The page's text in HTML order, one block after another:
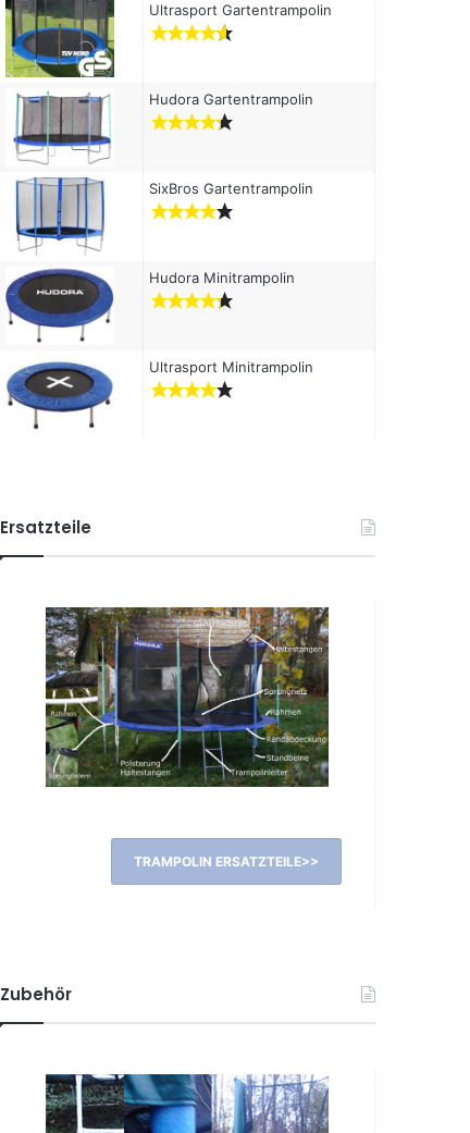
Ultrasport Gartentrampolin
Hudora Gartentrampolin
SixBros Gartentrampolin
Hudora Minitrampolin
Ultrasport Minitrampolin
Ersatzteile
TRAMPOLIN ERSATZTEILE>>
Zubehör